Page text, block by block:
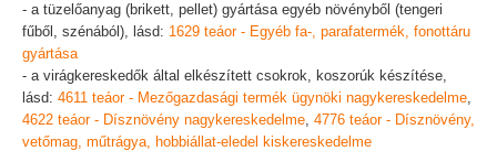
- a tüzelőanyag (brikett, pellet) gyártása egyéb növényből (tengeri
fűből, szénából), lásd: 1629 teáor - Egyéb fa-, parafatermék, fonottáru
gyártása
- a virágkereskedők által elkészített csokrok, koszorúk készítése,
lásd: 4611 teáor - Mezőgazdasági termék ügynöki nagykereskedelme,
4622 teáor - Dísznövény nagykereskedelme, 4776 teáor - Dísznövény,
vetőmag, műtrágya, hobbiállat-eledel kiskereskedelme